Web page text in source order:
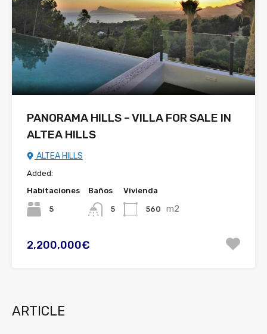
PANORAMA HILLS – VILLA FOR SALE IN
ALTEA HILLS
ALTEA HILLS
Added:
Habitaciones
5
Baños
5
Vivienda
560 m2
2,200,000€
ARTICLE